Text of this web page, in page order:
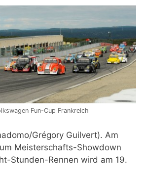
Fun-Cup Frankreich
Grégory Guilvert). Am
Meisterschafts-Showdown
Stunden-Rennen wird am 19.